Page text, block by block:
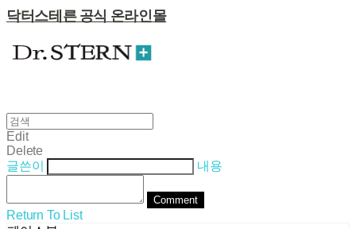
닥터스테른 공식 온라인몰
Edit
Delete
글쓴이
내용
Comment
Return To List